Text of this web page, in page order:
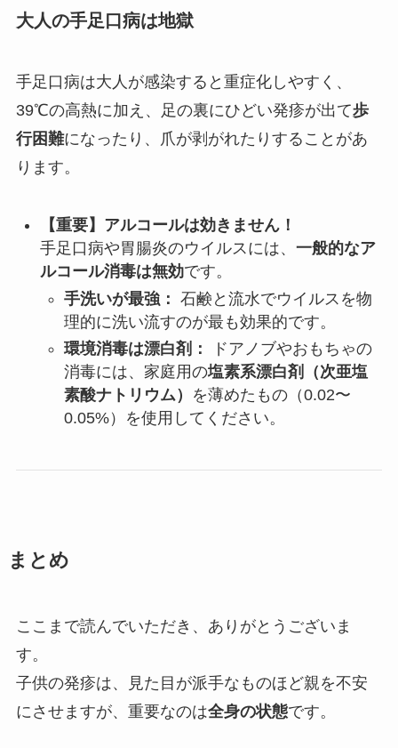
大人の手足口病は地獄
手足口病は大人が感染すると重症化しやすく、
39℃の高熱に加え、足の裏にひどい発疹が出て歩
行困難になったり、爪が剥がれたりすることがあ
ります。
【重要】アルコールは効きません！
手足口病や胃腸炎のウイルスには、 一般的なア
ルコール消毒は無効です。
手洗いが最強： 石鹸と流水でウイルスを物
理的に洗い流すのが最も効果的です。
環境消毒は漂白剤：
ドアノブやおもちゃの
消毒には、家庭用の塩素系漂白剤（次亜塩
素酸ナトリウム）
を薄めたもの（0.02〜
0.05%）を使用してください。
まとめ
ここまで読んでいただき、ありがとうございま
す。
子供の発疹は、見た目が派手なものほど親を不安
にさせますが、重要なのは全身の状態です。